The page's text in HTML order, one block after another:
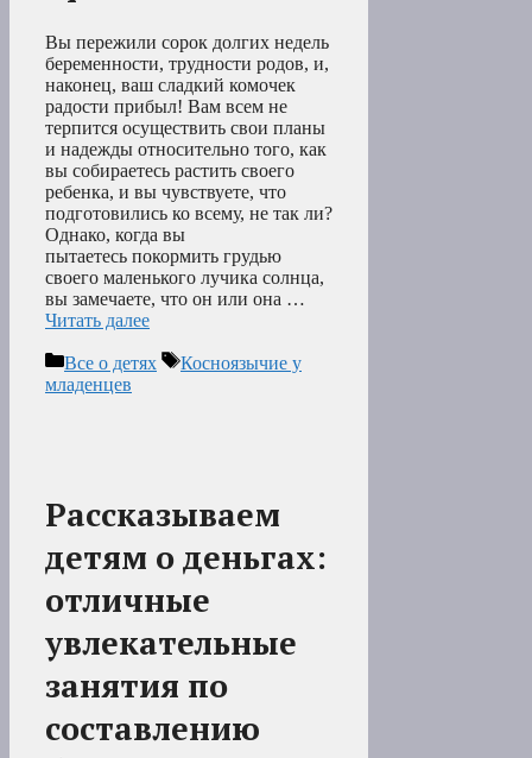
Вы пережили сорок долгих недель
беременности, трудности родов, и,
наконец, ваш сладкий комочек
радости прибыл! Вам всем не
терпится осуществить свои планы
и надежды относительно того, как
вы собираетесь растить своего
ребенка, и вы чувствуете, что
подготовились ко всему, не так ли?
Однако, когда вы
пытаетесь покормить грудью
своего маленького лучика солнца,
вы замечаете, что он или она …
Читать далее
Рубрики
Все о детях Метки
Косноязычие у
младенцев
Рассказываем
детям о деньгах:
отличные
увлекательные
занятия по
составлению